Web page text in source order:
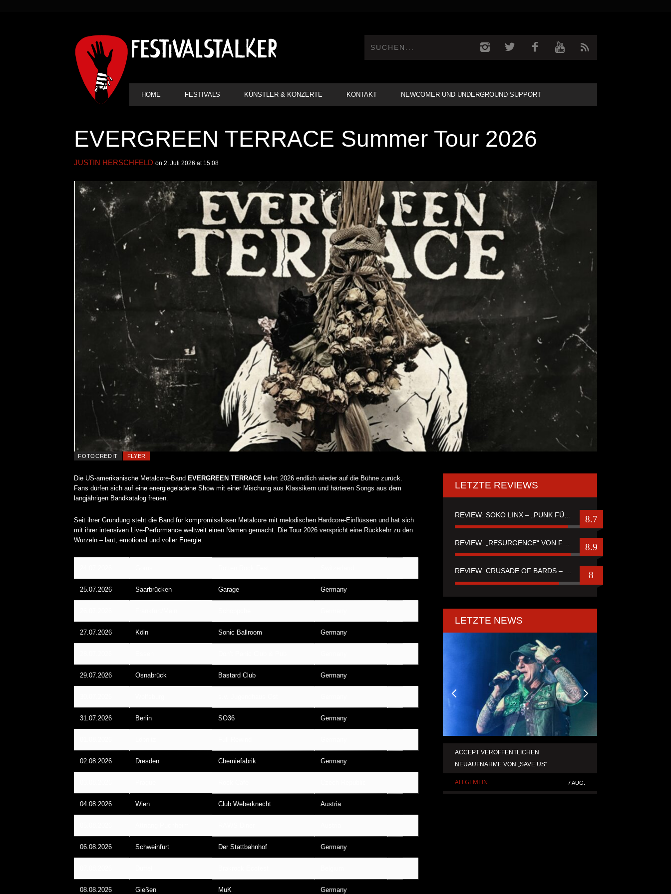
HAUPT-
NAVIGATION
HOME FESTIVALS KÜNSTLER & KONZERTE KONTAKT NEWCOMER UND UNDERGROUND SUPPORT
EVERGREEN TERRACE Summer Tour 2026
JUSTIN HERSCHFELD on 2. Juli 2026 at 15:08
FOTOCREDIT FLYER
Die US-amerikanische Metalcore-Band EVERGREEN TERRACE kehrt 2026 endlich wieder auf die Bühne zurück.
Fans dürfen sich auf eine energiegeladene Show mit einer Mischung aus Klassikern und härteren Songs aus dem
langjährigen Bandkatalog freuen.
Seit ihrer Gründung steht die Band für kompromisslosen Metalcore mit melodischen Hardcore-Einflüssen und hat sich
mit ihrer intensiven Live-Performance weltweit einen Namen gemacht. Die Tour 2026 verspricht eine Rückkehr zu den
Wurzeln – laut, emotional und voller Energie.
25.07.2026 Saarbrücken Garage Germany
27.07.2026 Köln Sonic Ballroom Germany
29.07.2026 Osnabrück Bastard Club Germany
31.07.2026 Berlin SO36 Germany
02.08.2026 Dresden Chemiefabrik Germany
04.08.2026 Wien Club Weberknecht Austria
06.08.2026 Schweinfurt Der Stattbahnhof Germany
08.08.2026 Gießen MuK Germany
LETZTE REVIEWS
8.7
8.9
REVIEW: CRUSADE OF BARDS – “TALES OF DISTANT WORLDS“ 8
LETZTE NEWS
ACCEPT VERÖFFENTLICHEN
NEUAUFNAHME VON „SAVE US“
ALLGEMEIN 7 AUG.
HAWERPUNK VOL. 6: AM FEIERTAG AUF DEM
SOFA? NEIN! AB IN DIE SPUTNIKHALLE!
KAI HANSEN DIE ZWEITE SINGLE „WELCOME
TO LIFE“ AUS SEINEM KOMMENDEN
ALLGEMEIN 6 AUG.